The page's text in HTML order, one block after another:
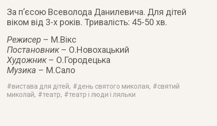
За п’єсою Всеволода Данилевича. Для дітей
віком від 3-х років. Тривалість: 45-50 хв.
Режисер – М.Вікс
Постановник– О.Новохацький
Художник– О.Городецька
Музика – М.Сало
#вистава для дітей, #день святого миколая, #святий
миколай, #театр, #театр і люди і ляльки